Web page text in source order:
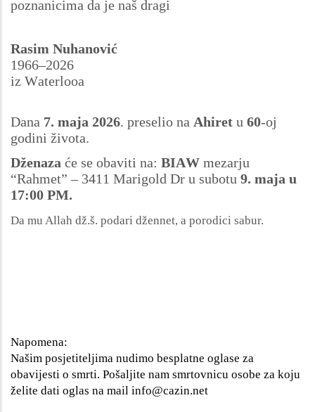
poznanicima da je naš dragi
Rasim Nuhanović
1966–2026
iz Waterlooa
Dana 7. maja 2026. preselio na Ahiret u 60-oj
godini života.
Dženaza će se obaviti na: BIAW mezarju
“Rahmet” – 3411 Marigold Dr u subotu 9. maja u
17:00 PM.
Da mu Allah dž.š. podari džennet, a porodici sabur.
Napomena:
Našim posjetiteljima nudimo besplatne oglase za
obavijesti o smrti. Pošaljite nam smrtovnicu osobe za koju
želite dati oglas na mail info@cazin.net